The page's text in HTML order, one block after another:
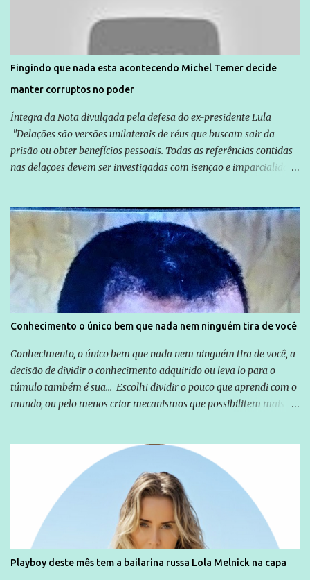
são vítimas de violência, estão em situação de risco ou têm seus
direitos violados. Leia mais: Anistia Internacional cobra do Brasil
solução do caso Amarildo - Terra Brasil
Fingindo que nada esta acontecendo Michel Temer decide
manter corruptos no poder
Íntegra da Nota divulgada pela defesa do ex-presidente Lula
"Delações são versões unilaterais de réus que buscam sair da
prisão ou obter benefícios pessoais. Todas as referências contidas
nas delações devem ser investigadas com isenção e imparcialidade
Globo manteve com o Grupo Odebrecht, citada na delação de
Emílio Odebrecht. Lula sempre atuou para promover o Brasil no
exterior, e não para promover determinadas empresas ou
empresários" Assina a nota o advogado Cristiano Zanin Martins
Conhecimento o único bem que nada nem ninguém tira de você
Conhecimento, o único bem que nada nem ninguém tira de você, a
decisão de dividir o conhecimento adquirido ou leva lo para o
túmulo também é sua... Escolhi dividir o pouco que aprendi com o
mundo, ou pelo menos criar mecanismos que possibilitem mais e
empreendedor da comunicação, que além de informação
cotidiana, corriqueira e cada vez mais preocupantes, do tipo que
você já esta acostumado a ver neste espaço, vou trabalhar a ideia
que possibilite distribuir não só informações, mas que gere de
forma consistente a riqueza do conhecimento... Exemplo: o
cidadão brasileiro não precisa só ser informado sobre operações
da Lava Jato, Reformas que podem retirar ou não direitos, ou
quem vai ser preso ou não; é preciso levar até as pessoas, do mais
Playboy deste mês tem a bailarina russa Lola Melnick na capa